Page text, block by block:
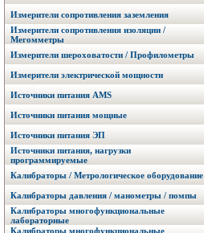
Измерители сопротивления заземления
Измерители сопротивления изоляции /
Мегомметры
Измерители шероховатости / Профилометры
Измерители электрической мощности
Источники питания AMS
Источники питания мощные
Источники питания ЭП
Источники питания, нагрузки
программируемые
Калибраторы / Метрологическое оборудование
Калибраторы давления / манометры / помпы
Калибраторы многофункциональные
лабораторные
Калибраторы многофункциональные